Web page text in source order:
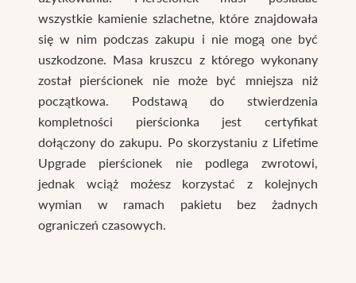
wszystkie kamienie szlachetne, które znajdowała
się w nim podczas zakupu i nie mogą one być
uszkodzone. Masa kruszcu z którego wykonany
został pierścionek nie może być mniejsza niż
początkowa. Podstawą do stwierdzenia
kompletności pierścionka jest certyfikat
dołączony do zakupu. Po skorzystaniu z Lifetime
Upgrade pierścionek nie podlega zwrotowi,
jednak wciąż możesz korzystać z kolejnych
wymian w ramach pakietu bez żadnych
ograniczeń czasowych.